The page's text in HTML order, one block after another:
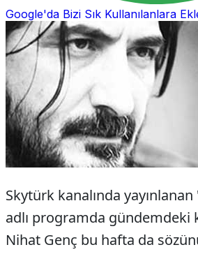
Google'da Bizi Sık Kullanılanlara
Skytürk kanalında
adlı programda gündemdeki
Nihat Genç bu hafta da